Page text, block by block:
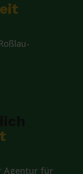
Agentur für